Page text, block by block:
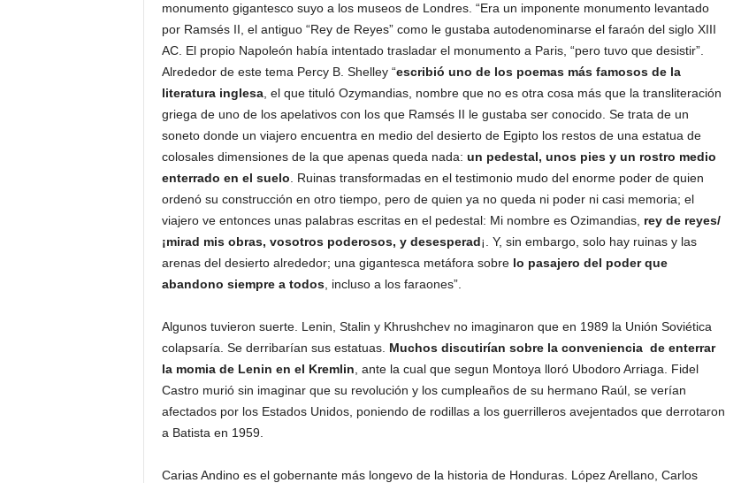
monumento gigantesco suyo a los museos de Londres. “Era un imponente monumento levantado
por Ramsés II, el antiguo “Rey de Reyes” como le gustaba autodenominarse el faraón del siglo XIII
AC. El propio Napoleón había intentado trasladar el monumento a Paris, “pero tuvo que desistir”.
Alrededor de este tema Percy B. Shelley “escribió uno de los poemas más famosos de la
literatura inglesa, el que tituló Ozymandias, nombre que no es otra cosa más que la transliteración
griega de uno de los apelativos con los que Ramsés II le gustaba ser conocido. Se trata de un
soneto donde un viajero encuentra en medio del desierto de Egipto los restos de una estatua de
colosales dimensiones de la que apenas queda nada: un pedestal, unos pies y un rostro medio
enterrado en el suelo . Ruinas transformadas en el testimonio mudo del enorme poder de quien
ordenó su construcción en otro tiempo, pero de quien ya no queda ni poder ni casi memoria; el
viajero ve entonces unas palabras escritas en el pedestal: Mi nombre es Ozimandias, rey de reyes/
¡mirad mis obras, vosotros poderosos, y desesperad¡. Y, sin embargo, solo hay ruinas y las
arenas del desierto alrededor; una gigantesca metáfora sobre lo pasajero del poder que
abandono siempre a todos, incluso a los faraones”.
Algunos tuvieron suerte. Lenin, Stalin y Khrushchev no imaginaron que en 1989 la Unión Soviética
colapsaría. Se derribarían sus estatuas. Muchos discutirían sobre la conveniencia de enterrar
la momia de Lenin en el Kremlin , ante la cual que segun Montoya lloró Ubodoro Arriaga. Fidel
Castro murió sin imaginar que su revolución y los cumpleaños de su hermano Raúl, se verían
afectados por los Estados Unidos, poniendo de rodillas a los guerrilleros avejentados que derrotaron
a Batista en 1959.
Carias Andino es el gobernante más longevo de la historia de Honduras. López Arellano, Carlos